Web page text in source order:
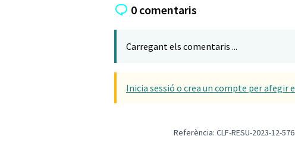
0 comentaris
Carregant els comentaris ...
Inicia sessió o crea un compte per afegir
Referència: CLF-RESU-2023-12-576